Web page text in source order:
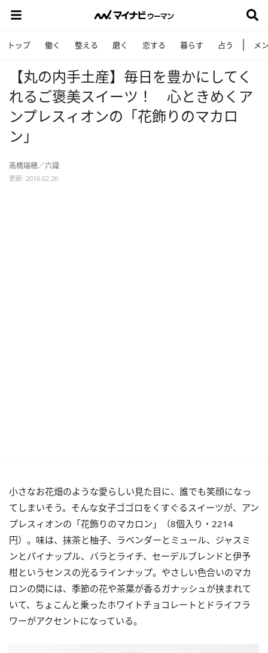
トップ 働く 整える 磨く 恋する 暮らす 占う メ
【丸の内手土産】毎日を豊かにしてく
れるご褒美スイーツ！ 心ときめくア
ンプレスィオンの「花飾りのマカロ
ン」
高橋瑞穂／六識
更新: 2016.02.20
小さなお花畑のような愛らしい見た目に、誰でも笑顔になっ
てしまいそう。そんな女子ゴゴロをくすぐるスイーツが、アン
プレスィオンの「花飾りのマカロン」（8個入り・2214
円）。味は、抹茶と柚子、ラベンダーとミュール、ジャスミ
ンとパイナップル、バラとライチ、セーデルブレンドと伊予
柑というセンスの光るラインナップ。やさしい色合いのマカ
ロンの間には、季節の花や茶葉が香るガナッシュが挟まれて
いて、ちょこんと乗ったホワイトチョコレートとドライフラ
ワーがアクセントになっている。